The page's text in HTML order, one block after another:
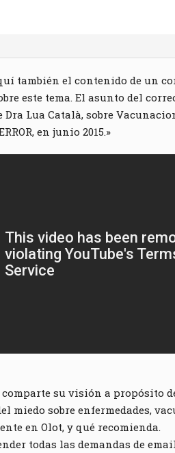
también el contenido de un
este tema. El asunto del
Dra Lua Català, sobre
en junio 2015.»
comparte su visión a propósito
miedo sobre enfermedades,
en Olot, y qué recomienda.
todas las demandas de